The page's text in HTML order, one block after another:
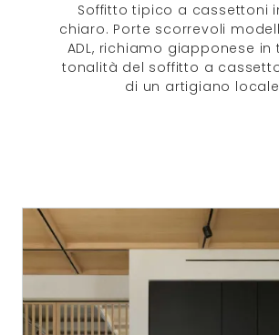
Soffitto tipico a cassettoni
chiaro. Porte scorrevoli
ADL, richiamo giapponese in
tonalità del soffitto a
di un artigiano